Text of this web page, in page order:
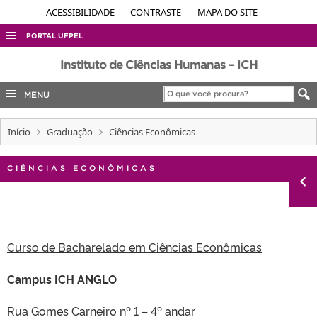
ACESSIBILIDADE CONTRASTE MAPA DO SITE
PORTAL UFPEL
ACESSO À INFORMAÇÃO
AUDITORIA
COBALTO
CONCURSOS
EDITAIS
INTERNACIONAL
TELEFONES
Instituto de Ciências Humanas – ICH
MENU
Início Graduação Ciências Econômicas
CIÊNCIAS ECONÔMICAS
Curso de Bacharelado em Ciências Econômicas
Campus ICH ANGLO
Rua Gomes Carneiro nº 1 – 4º andar